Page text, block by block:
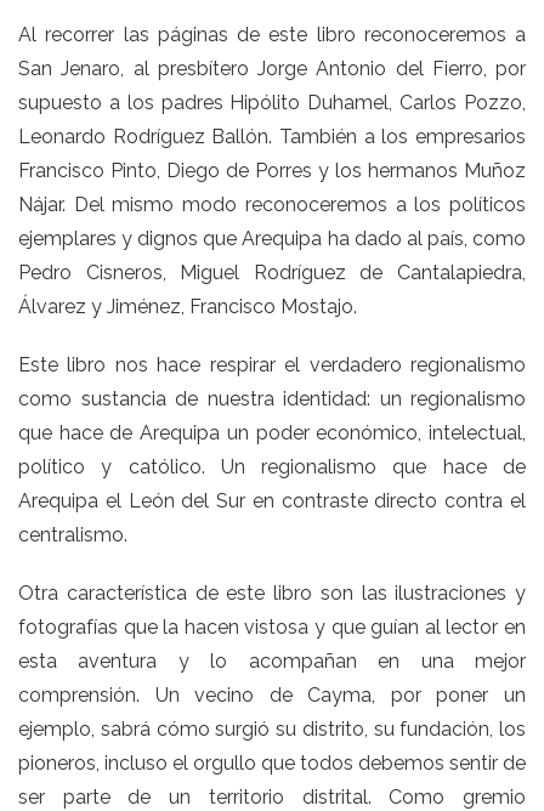
Al recorrer las páginas de este libro reconoceremos a
San Jenaro, al presbítero Jorge Antonio del Fierro, por
supuesto a los padres Hipólito Duhamel, Carlos Pozzo,
Leonardo Rodríguez Ballón. También a los empresarios
Francisco Pinto, Diego de Porres y los hermanos Muñoz
Nájar. Del mismo modo reconoceremos a los políticos
ejemplares y dignos que Arequipa ha dado al país, como
Pedro Cisneros, Miguel Rodríguez de Cantalapiedra,
Álvarez y Jiménez, Francisco Mostajo.
Este libro nos hace respirar el verdadero regionalismo
como sustancia de nuestra identidad: un regionalismo
que hace de Arequipa un poder económico, intelectual,
político y católico. Un regionalismo que hace de
Arequipa el León del Sur en contraste directo contra el
centralismo.
Otra característica de este libro son las ilustraciones y
fotografías que la hacen vistosa y que guían al lector en
esta aventura y lo acompañan en una mejor
comprensión. Un vecino de Cayma, por poner un
ejemplo, sabrá cómo surgió su distrito, su fundación, los
pioneros, incluso el orgullo que todos debemos sentir de
ser parte de un territorio distrital. Como gremio